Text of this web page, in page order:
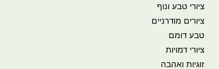
ציורי טבע ונוף
ציורים מודרניים
טבע דומם
ציורי דמויות
זוגיות ואהבה